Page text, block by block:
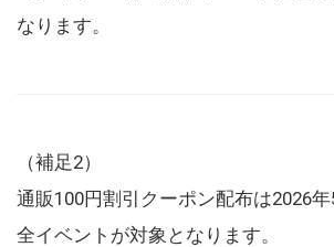
なります。
（補足2）
通販100円割引クーポン配布は2026
全イベントが対象となります。